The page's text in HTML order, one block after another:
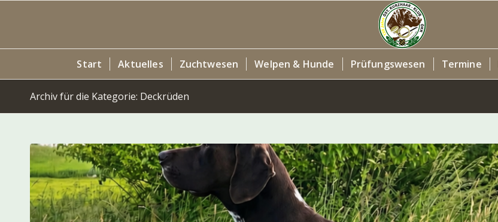
Start Aktuelles Zuchtwesen Welpen & Hunde Prüfungswesen Termine
Archiv für die Kategorie: Deckrüden